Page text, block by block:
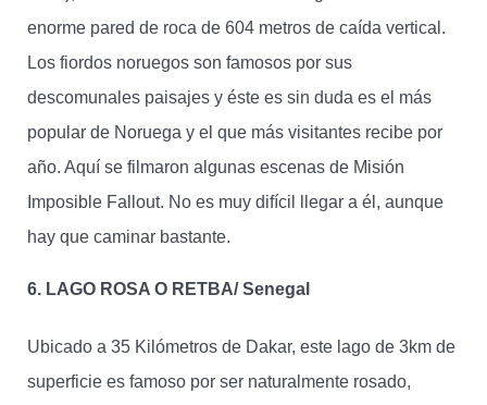
enorme pared de roca de 604 metros de caída vertical.
Los fiordos noruegos son famosos por sus
descomunales paisajes y éste es sin duda es el más
popular de Noruega y el que más visitantes recibe por
año. Aquí se filmaron algunas escenas de Misión
Imposible Fallout. No es muy difícil llegar a él, aunque
hay que caminar bastante.
6. LAGO ROSA O RETBA/ Senegal
Ubicado a 35 Kilómetros de Dakar, este lago de 3km de
superficie es famoso por ser naturalmente rosado,